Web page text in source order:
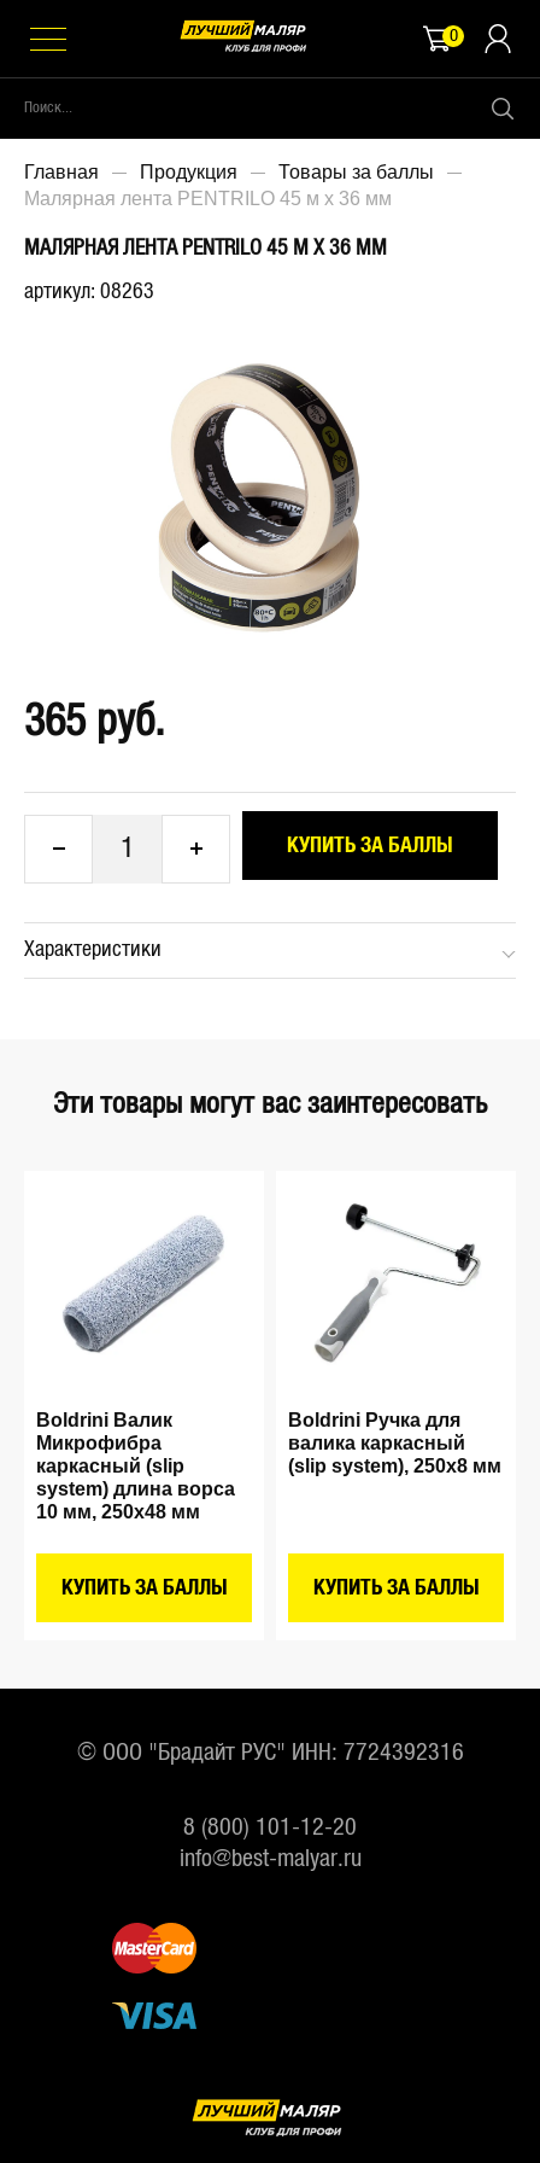
0
Главная Продукция
Товары за баллы
Малярная лента PENTRILO 45 м x 36 мм
МАЛЯРНАЯ ЛЕНТА PENTRILO 45 М X 36 ММ
артикул: 08263
365 руб.
1 КУПИТЬ ЗА БАЛЛЫ
Характеристики
Эти товары могут вас заинтересовать
Boldrini Валик
Микрофибра
каркасный (slip
system) длина ворса
10 мм, 250х48 мм
КУПИТЬ ЗА БАЛЛЫ
Boldrini Ручка для
валика каркасный
(slip system), 250х8 мм
КУПИТЬ ЗА БАЛЛЫ
© ООО "Брадайт РУС" ИНН: 7724392316
8 (800) 101-12-20
info@best-malyar.ru